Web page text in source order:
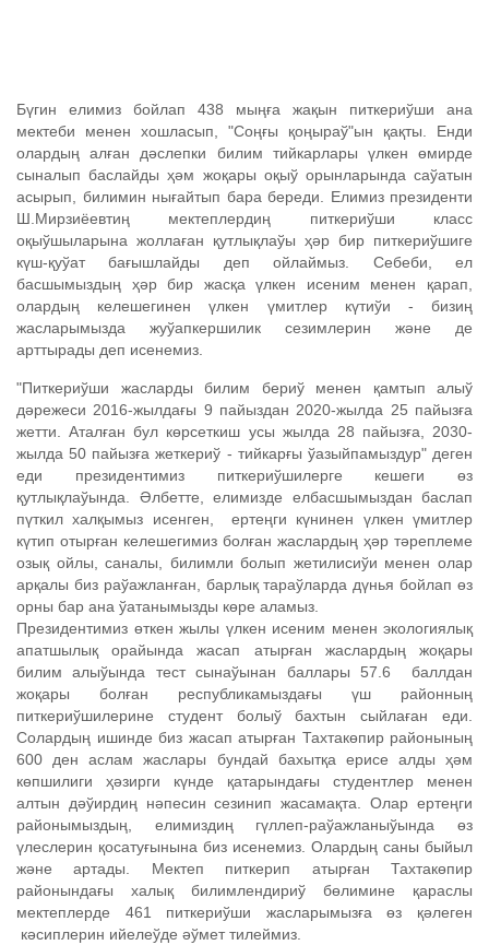
Бүгин елимиз бойлап 438 мыңға жақын питкериўши ана
мектеби менен хошласып, "Соңғы қоңыраў"ын қақты. Енди
олардың алған дәслепки билим тийкарлары үлкен өмирде
сыналып баслайды ҳәм жоқары оқыў орынларында саўатын
асырып, билимин нығайтып бара береди. Елимиз президенти
Ш.Мирзиёевтиң мектеплердиң питкериўши класс
оқыўшыларына жоллаған қутлықлаўы ҳәр бир питкериўшиге
күш-қуўат бағышлайды деп ойлаймыз. Себеби, ел
басшымыздың ҳәр бир жасқа үлкен исеним менен қарап,
олардың келешегинен үлкен үмитлер күтиўи - бизиң
жасларымызда жуўапкершилик сезимлерин және де
арттырады деп исенемиз.
"Питкериўши жасларды билим бериў менен қамтып алыў
дәрежеси 2016-жылдағы 9 пайыздан 2020-жылда 25 пайызға
жетти. Аталған бул көрсеткиш усы жылда 28 пайызға, 2030-
жылда 50 пайызға жеткериў - тийкарғы ўазыйпамыздур" деген
еди президентимиз питкериўшилерге кешеги өз
қутлықлаўында. Әлбетте, елимизде елбасшымыздан баслап
пүткил халқымыз исенген, ертеңги күнинен үлкен үмитлер
күтип отырған келешегимиз болған жаслардың ҳәр тәреплеме
озық ойлы, саналы, билимли болып жетилисиўи менен олар
арқалы биз раўажланған, барлық тараўларда дүнья бойлап өз
орны бар ана ўатанымызды көре аламыз.
Президентимиз өткен жылы үлкен исеним менен экологиялық
апатшылық орайында жасап атырған жаслардың жоқары
билим алыўында тест сынаўынан баллары 57.6 баллдан
жоқары болған республикамыздағы үш районның
питкериўшилерине студент болыў бахтын сыйлаған еди.
Солардың ишинде биз жасап атырған Тахтакөпир районының
600 ден аслам жаслары бундай бахытқа ерисе алды ҳәм
көпшилиги ҳәзирги күнде қатарындағы студентлер менен
алтын дәўирдиң нәпесин сезинип жасамақта. Олар ертеңги
районымыздың, елимиздиң гүллеп-раўажланыўында өз
үлеслерин қосатуғынына биз исенемиз. Олардың саны быйыл
және артады. Мектеп питкерип атырған Тахтакөпир
районындағы халық билимлендириў бөлимине қараслы
мектеплерде 461 питкериўши жасларымызға өз қәлеген
кәсиплерин ийелеўде әўмет тилеймиз.